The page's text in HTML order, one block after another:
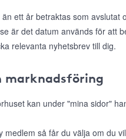
ett år betraktas som avslutat
är det datum används för att
relevanta nyhetsbrev till dig.
marknadsföring
kan under "mina sidor"
medlem så får du välja om du